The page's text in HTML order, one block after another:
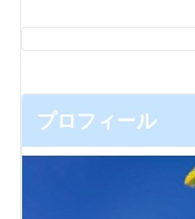
プロフィール